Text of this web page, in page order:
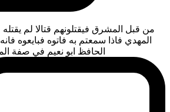
من قبل المشرق فيقتلونهم قتالا لم
المهدي فاذا سمعتم به فاتوه فبايعوه
الحافظ ابو نعيم في صفة